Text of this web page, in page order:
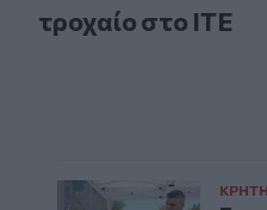
τροχαίο στο ΙΤΕ
ΚΡΗΤΗ